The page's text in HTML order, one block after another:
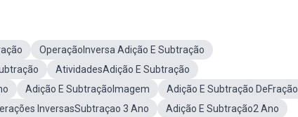
OperaçãoInversa Adição E Subtração
AtividadesAdição E Subtração
Adição E SubtraçãoImagem
Adição E Subtração DeFração
InversasSubtraçao 3 Ano
Adição E Subtração2 Ano